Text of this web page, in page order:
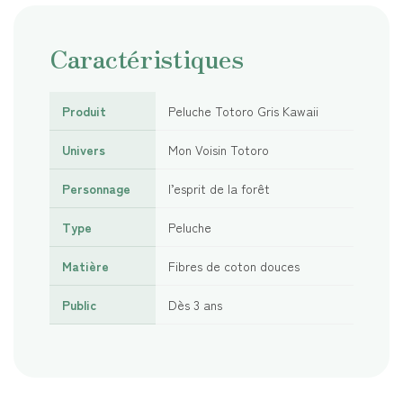
Caractéristiques
Produit Peluche Totoro Gris Kawaii
Univers Mon Voisin Totoro
Personnage l’esprit de la forêt
Type Peluche
Matière Fibres de coton douces
Public Dès 3 ans